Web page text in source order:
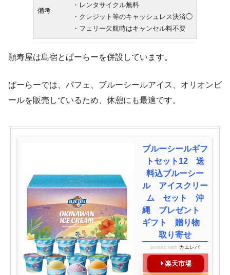
備考
・レンタサイクル無料
・クレジット等のキャッシュレス決済◯
・フェリー欠航時はキャンセル料不要
願寿屋は島宿とぱーらーを併設しています。
ぱーらーでは、パフェ、ブルーシールアイス、オリオンビ
ールを販売しているため、休憩にも最適です。
ブルーシールギフ
トセット12 送
料込ブルーシー
ル アイスクリー
ム セット 沖
縄 プレゼント
ギフト 贈り物
取り寄せ
posted with カエレバ
楽天市場